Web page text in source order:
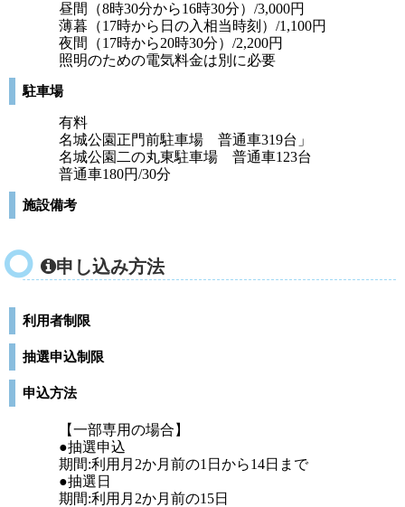
昼間（8時30分から16時30分）/3,000円
薄暮（17時から日の入相当時刻）/1,100円
夜間（17時から20時30分）/2,200円
照明のための電気料金は別に必要
駐車場
有料
名城公園正門前駐車場 普通車319台」
名城公園二の丸東駐車場 普通車123台
普通車180円/30分
施設備考
申し込み方法
利用者制限
抽選申込制限
申込方法
【一部専用の場合】
●抽選申込
期間:利用月2か月前の1日から14日まで
●抽選日
期間:利用月2か月前の15日